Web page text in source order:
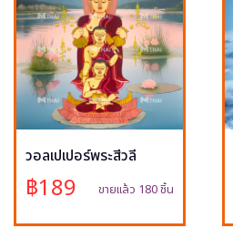
วอลเปเปอร์พระสีวลี
฿189 ขายแล้ว 180 ชิ้น